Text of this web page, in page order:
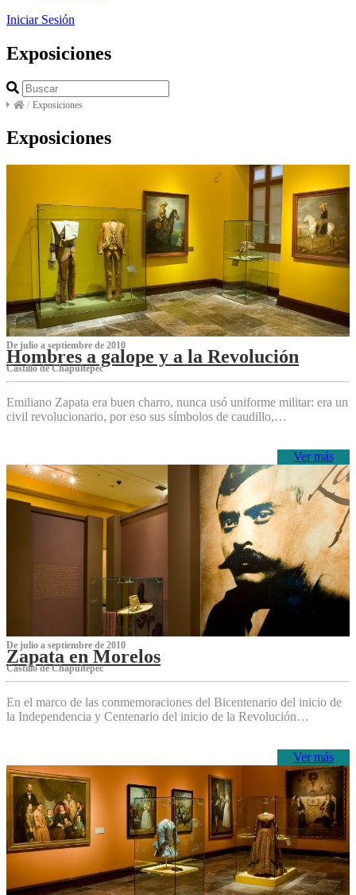
Iniciar Sesión
Exposiciones
/ Exposiciones
Exposiciones
De julio a septiembre de 2010
Hombres a galope y a la Revolución
Castillo de Chapultepec
Emiliano Zapata era buen charro, nunca usó uniforme militar: era un
civil revolucionario, por eso sus símbolos de caudillo,…
Ver más
De julio a septiembre de 2010
Zapata en Morelos
Castillo de Chapultepec
En el marco de las conmemoraciones del Bicentenario del inicio de
la Independencia y Centenario del inicio de la Revolución…
Ver más